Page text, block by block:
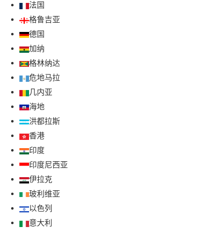
法国
格鲁吉亚
德国
加纳
格林纳达
危地马拉
几内亚
海地
洪都拉斯
香港
印度
印度尼西亚
伊拉克
玻利维亚
以色列
意大利